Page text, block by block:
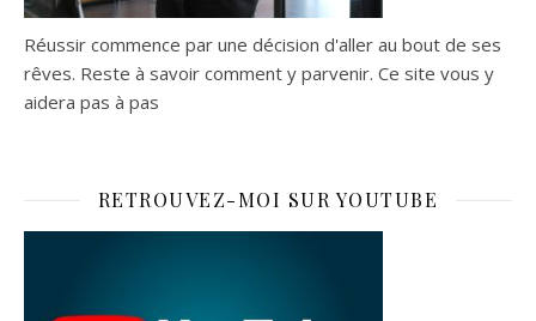
Réussir commence par une décision d'aller au bout de ses
rêves. Reste à savoir comment y parvenir. Ce site vous y
aidera pas à pas
RETROUVEZ-MOI SUR YOUTUBE